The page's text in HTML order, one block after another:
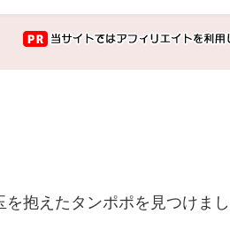
抱えたタンポポを見つけまし